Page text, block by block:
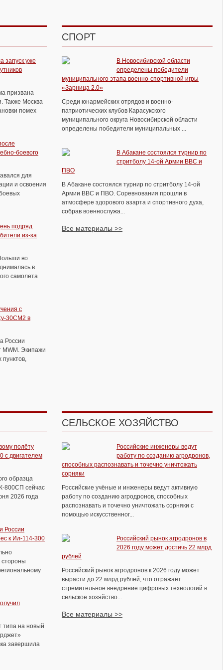
В Волгограде прошел традиционный
ежегодный турнир памяти Ольги
Васильевны Парамоновой
Экипажи истребителей и
бомбардировщиков ВКС отработали
полеты с дозаправкой в воздухе
«Армия-2021» - концерн ПВО «Алмаз-
запуск уже
призвана
Также Москва
помех
боевого
для
и освоения
подряд
из-за
во
в
самолета
с
30СМ2 в
России
Экипажи
СПОРТ
В Новосибирской области
определены победители
муниципального этапа военно-спортивной игры
«Зарница 2.0»
Среди юнармейских отрядов и военно-
патриотических клубов Карасукского
муниципального округа Новосибирской области
определены победители муниципальных ...
В Абакане состоялся турнир по
стритболу 14-ой Армии ВВС и
ПВО
В Абакане состоялся турнир по стритболу 14-ой
Армии ВВС и ПВО. Соревнования прошли в
атмосфере здорового азарта и спортивного духа,
собрав военнослужа...
Все материалы >>
полёту
с двигателем
образца
800СП сейчас
2026 года
России
к Ил-114-300
стороны
типа на новый
завершила
СЕЛЬСКОЕ ХОЗЯЙСТВО
Российские инженеры ведут
работу по созданию агродронов,
способных распознавать и точечно уничтожать
сорняки
Российские учёные и инженеры ведут активную
работу по созданию агродронов, способных
распознавать и точечно уничтожать сорняки с
помощью искусственног...
Российский рынок агродронов в
2026 году может достичь 22 млрд
рублей
Российский рынок агродронов к 2026 году может
вырасти до 22 млрд рублей, что отражает
стремительное внедрение цифровых технологий в
сельское хозяйство...
Все материалы >>